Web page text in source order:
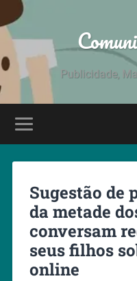
Publicidade,
Sugestão de
da metade
conversam
seus filhos
online